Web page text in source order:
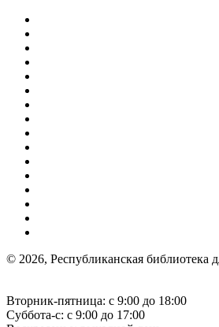
© 2026, Республиканская библиотека
Вторник-пятница: с 9:00 до 18:00
Суббота-с: с 9:00 до 17:00